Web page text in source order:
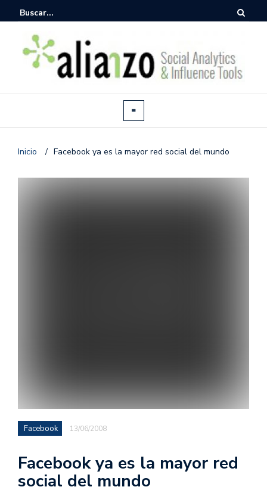
Inicio / Facebook ya es la mayor red social del mundo
Facebook 13/06/2008
Facebook ya es la mayor red
social del mundo